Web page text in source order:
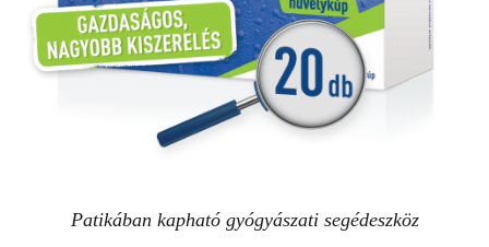
Patikában kapható gyógyászati segédeszköz